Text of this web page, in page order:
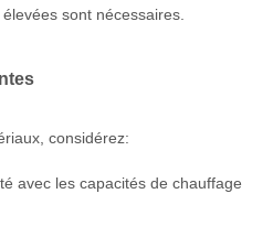
sont nécessaires.
considérez:
avec les capacités de chauffage